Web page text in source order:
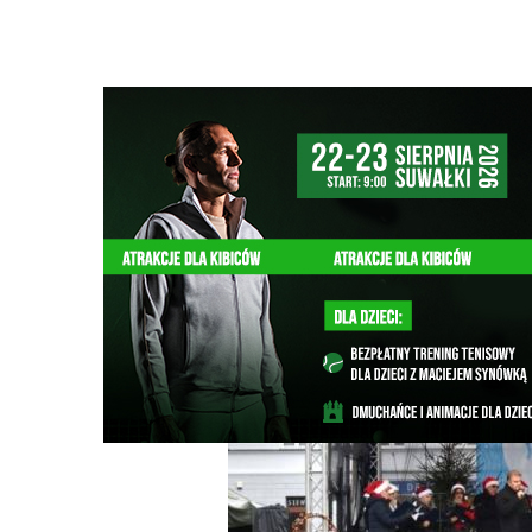
Ścieżka
nawigacyjna
Z ŻYCIA MIASTA
Trzy dni Świątecznego Jarmarku w